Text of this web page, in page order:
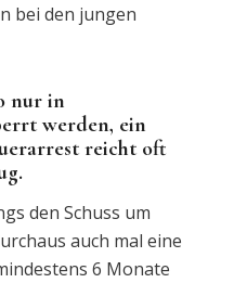
bei den jungen
nur in
werden, ein
reicht oft
den Schuss um
auch mal eine
6 Monate